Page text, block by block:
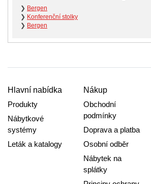
❯ Bergen
❯ Konferenční stolky
❯ Bergen
Hlavní nabídka
Produkty
Nábytkové
systémy
Leták a katalogy
Nákup
Obchodní
podmínky
Doprava a platba
Osobní odběr
Nábytek na
splátky